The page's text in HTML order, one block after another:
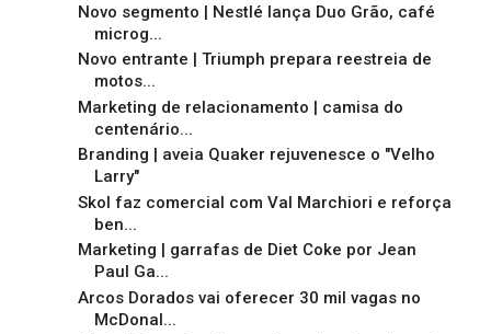
Novo segmento | Nestlé lança Duo Grão, café
microg...
Novo entrante | Triumph prepara reestreia de
motos...
Marketing de relacionamento | camisa do
centenário...
Branding | aveia Quaker rejuvenesce o "Velho
Larry"
Skol faz comercial com Val Marchiori e reforça
ben...
Marketing | garrafas de Diet Coke por Jean
Paul Ga...
Arcos Dorados vai oferecer 30 mil vagas no
McDonal...